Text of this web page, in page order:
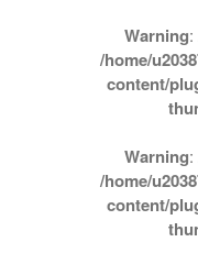
Warning
/home/
content/
Warning
/home/
content/